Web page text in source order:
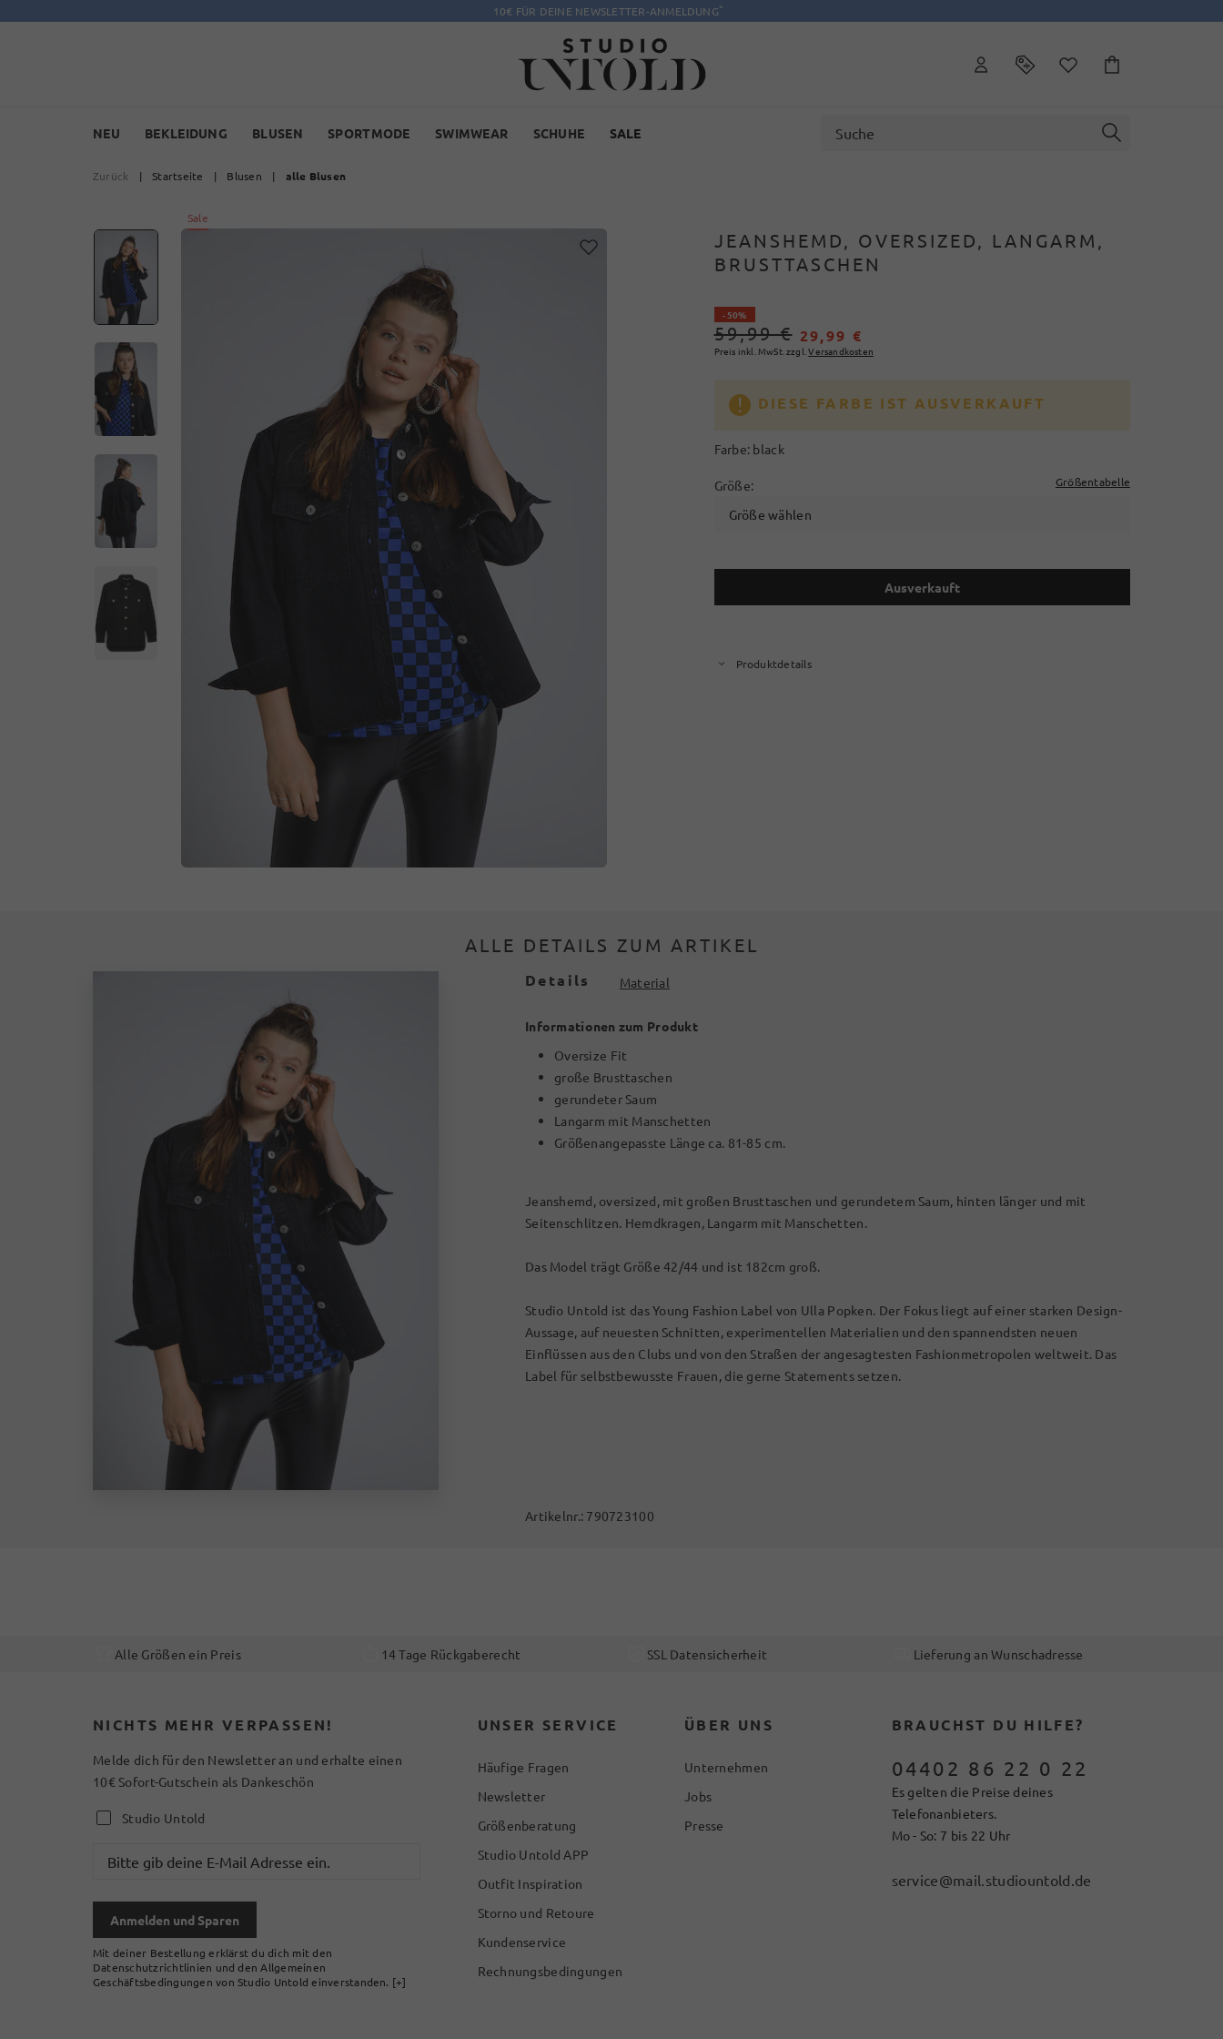
10€ FÜR DEINE NEWSLETTER-ANMELDUNG*
NEU BEKLEIDUNG BLUSEN SPORTMODE SWIMWEAR SCHUHE SALE
Zurück | Startseite | Blusen | alle Blusen
Sale
JEANSHEMD, OVERSIZED, LANGARM,
BRUSTTASCHEN
- 50%
59,99 € 29,99 €
Preis inkl. MwSt. zzgl.Versandkosten
DIESE FARBE IST AUSVERKAUFT
Farbe: black
Größe: Größentabelle
Größe wählen
Ausverkauft
Produktdetails
ALLE DETAILS ZUM ARTIKEL
Details Material
Informationen zum Produkt
Oversize Fit
große Brusttaschen
gerundeter Saum
Langarm mit Manschetten
Größenangepasste Länge ca. 81-85 cm.
Jeanshemd, oversized, mit großen Brusttaschen und gerundetem Saum, hinten länger und mit
Seitenschlitzen. Hemdkragen, Langarm mit Manschetten.
Das Model trägt Größe 42/44 und ist 182cm groß.
Studio Untold ist das Young Fashion Label von Ulla Popken. Der Fokus liegt auf einer starken Design-
Aussage, auf neuesten Schnitten, experimentellen Materialien und den spannendsten neuen
Einflüssen aus den Clubs und von den Straßen der angesagtesten Fashionmetropolen weltweit. Das
Label für selbstbewusste Frauen, die gerne Statements setzen.
Artikelnr.: 790723100
Alle Größen ein Preis 14 Tage Rückgaberecht SSL Datensicherheit Lieferung an Wunschadresse
NICHTS MEHR VERPASSEN!
Melde dich für den Newsletter an und erhalte einen
10€ Sofort-Gutschein als Dankeschön
Studio Untold
Anmelden und Sparen
Mit deiner Bestellung erklärst du dich mit den
Datenschutzrichtlinien und den Allgemeinen
Geschäftsbedingungen von Studio Untold einverstanden. [+]
UNSER SERVICE
Häufige Fragen
Newsletter
Größenberatung
Studio Untold APP
Outfit Inspiration
Storno und Retoure
Kundenservice
Rechnungsbedingungen
ÜBER UNS
Unternehmen
Jobs
Presse
BRAUCHST DU HILFE?
04402 86 22 0 22
Es gelten die Preise deines
Telefonanbieters.
Mo - So: 7 bis 22 Uhr
service@mail.studiountold.de